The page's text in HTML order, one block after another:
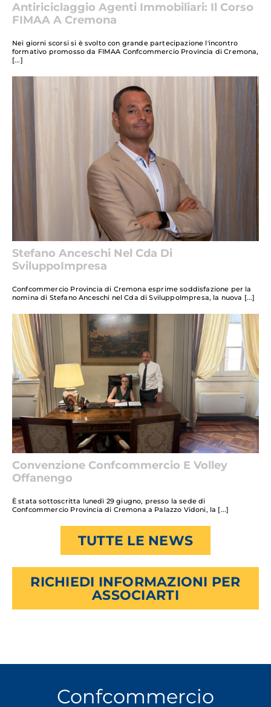
Antiriciclaggio Agenti Immobiliari: Il Corso
FIMAA A Cremona
Nei giorni scorsi si è svolto con grande partecipazione l'incontro
formativo promosso da FIMAA Confcommercio Provincia di Cremona,
Stefano Anceschi Nel Cda Di
SviluppoImpresa
Confcommercio Provincia di Cremona esprime soddisfazione per la
nomina di Stefano Anceschi nel Cda di SviluppoImpresa, la nuova
Convenzione Confcommercio E Volley
Offanengo
È stata sottoscritta lunedì 29 giugno, presso la sede di
Confcommercio Provincia di Cremona a Palazzo Vidoni, la
TUTTE LE NEWS
RICHIEDI INFORMAZIONI PER
ASSOCIARTI
Confcommercio